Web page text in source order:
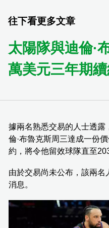
往下看更多文章
太陽隊與迪倫·
萬美元三年期
據兩名熟悉交易的人士透露
倫·布魯克斯周三達成一份
約，將令他留效球隊直至
由於交易尚未公布，該兩
消息。